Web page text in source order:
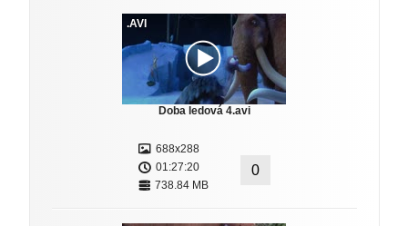
.AVI
Doba ledová 4.avi
688x288
01:27:20
738.84 MB
0